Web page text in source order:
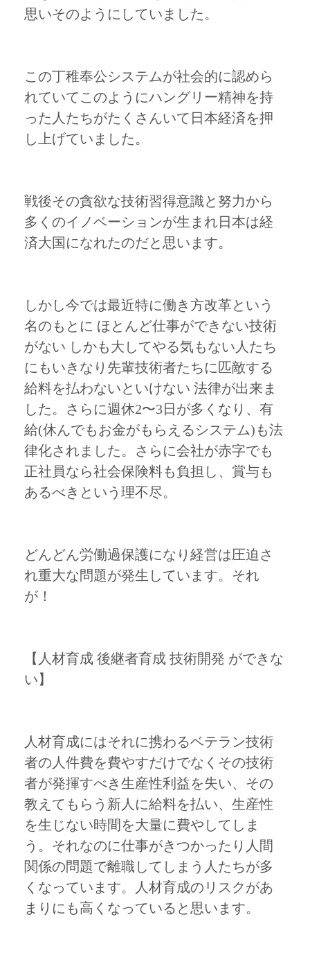
思いそのようにしていました。
この丁稚奉公システムが社会的に認めら
れていてこのようにハングリー精神を持
った人たちがたくさんいて日本経済を押
し上げていました。
戦後その貪欲な技術習得意識と努力から
多くのイノベーションが生まれ日本は経
済大国になれたのだと思います。
しかし今では最近特に働き方改革という
名のもとに ほとんど仕事ができない技術
がない しかも大してやる気もない人たち
にもいきなり先輩技術者たちに匹敵する
給料を払わないといけない 法律が出来ま
した。さらに週休2〜3日が多くなり、有
給(休んでもお金がもらえるシステム)も法
律化されました。さらに会社が赤字でも
正社員なら社会保険料も負担し、賞与も
あるべきという理不尽。
どんどん労働過保護になり経営は圧迫さ
れ重大な問題が発生しています。それ
が！
【人材育成 後継者育成 技術開発 ができな
い】
人材育成にはそれに携わるベテラン技術
者の人件費を費やすだけでなくその技術
者が発揮すべき生産性利益を失い、その
教えてもらう新人に給料を払い、生産性
を生じない時間を大量に費やしてしま
う。それなのに仕事がきつかったり人間
関係の問題で離職してしまう人たちが多
くなっています。人材育成のリスクがあ
まりにも高くなっていると思います。